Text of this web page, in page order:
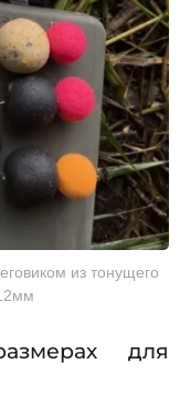
из тонущего
для